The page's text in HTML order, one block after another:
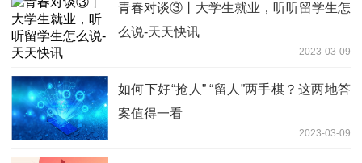
青春对谈③丨大学生就业，听听留学生怎
么说-天天快讯
2023-03-09
如何下好“抢人” “留人”两手棋？这两地答
案值得一看
2023-03-09